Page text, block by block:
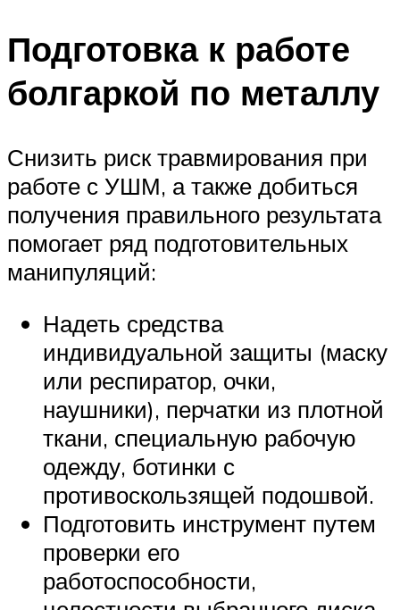
Подготовка к работе
болгаркой по металлу
Снизить риск травмирования при
работе с УШМ, а также добиться
получения правильного результата
помогает ряд подготовительных
манипуляций:
Надеть средства
индивидуальной защиты (маску
или респиратор, очки,
наушники), перчатки из плотной
ткани, специальную рабочую
одежду, ботинки с
противоскользящей подошвой.
Подготовить инструмент путем
проверки его
работоспособности,